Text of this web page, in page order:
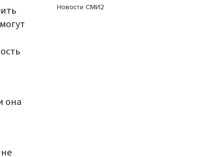
она
Новости СМИ2